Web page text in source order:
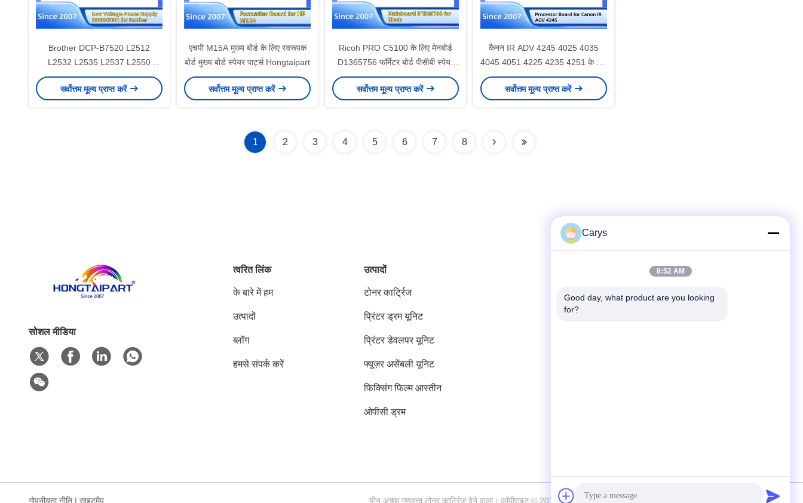
Brother DCP-B7520 L2512
L2532 L2535 L2537 L2550
L2552 MFC-B7715 L2710 L2712
L2715 के लिए लो वोल्टेज पावर सप्लाई
सर्वोत्तम मूल्य प्राप्त करें
एचपी M15A मुख्य बोर्ड के लिए स्वरूपक
बोर्ड मुख्य बोर्ड स्पेयर पार्ट्स Hongtaipart
सर्वोत्तम मूल्य प्राप्त करें
Ricoh PRO C5100 के लिए मेनबोर्ड
D1365756 फॉर्मेटर बोर्ड पीसीबी स्पेयर
पार्ट्स होंगताईपार्ट
सर्वोत्तम मूल्य प्राप्त करें
कैनन IR ADV 4245 4025 4035
4045 4051 4225 4235 4251 के लिए
प्रोसेसर बोर्ड स्पेयर पार्ट्स
सर्वोत्तम मूल्य प्राप्त करें
1 2 3 4 5 6 7 8
सोशल मीडिया
त्वरित लिंक
के बारे में हम
उत्पादों
ब्लॉग
हमसे संपर्क करें
उत्पादों
टोनर कार्ट्रिज
प्रिंटर ड्रम यूनिट
प्रिंटर डेवलपर यूनिट
फ्यूज़र असेंबली यूनिट
फिक्सिंग फिल्म आस्तीन
ओपीसी ड्रम
टेलीफोन
गोपनीयता नीति | साइटमैप चीन अच्छा गुणवत्ता टोनर कार्ट्रिज देने वाला। कॉपीराइट © 2016-2026 HongTai Office Accessories Ltd . सभी अधिकार सुरक्षित।
Carys
8:52 AM
Good day, what product are you looking
for?